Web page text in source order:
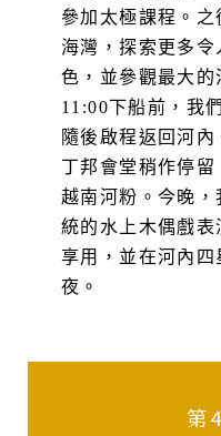
參加太極課程。
海灣，探索更多
色，並參觀最大
11:00下船前，我
隨後啟程返回河
丁邦會堂稍作停
越南河粉。今晚
統的水上木偶戲
享用，並在河內
夜。
第